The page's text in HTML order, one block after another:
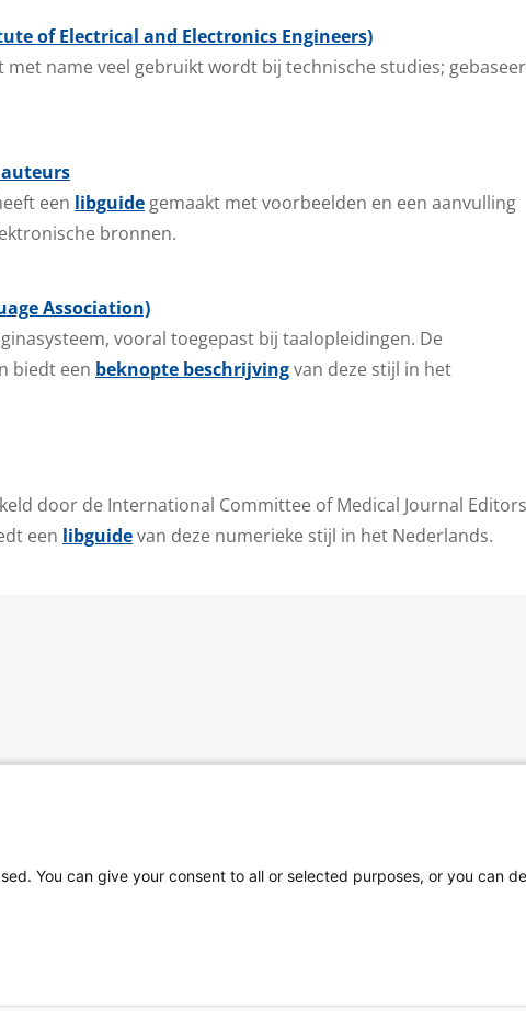
of Electrical and Electronics Engineers)
met name veel gebruikt wordt bij technische studies;
een libguide gemaakt met voorbeelden en een aanvulling
bronnen.
Association)
vooral toegepast bij taalopleidingen. De
biedt een beknopte beschrijvingvan deze stijl in het
door de International Committee of Medical Journal
een libguidevan deze numerieke stijl in het Nederlands.
You can give your consent to all or selected purposes, or you can